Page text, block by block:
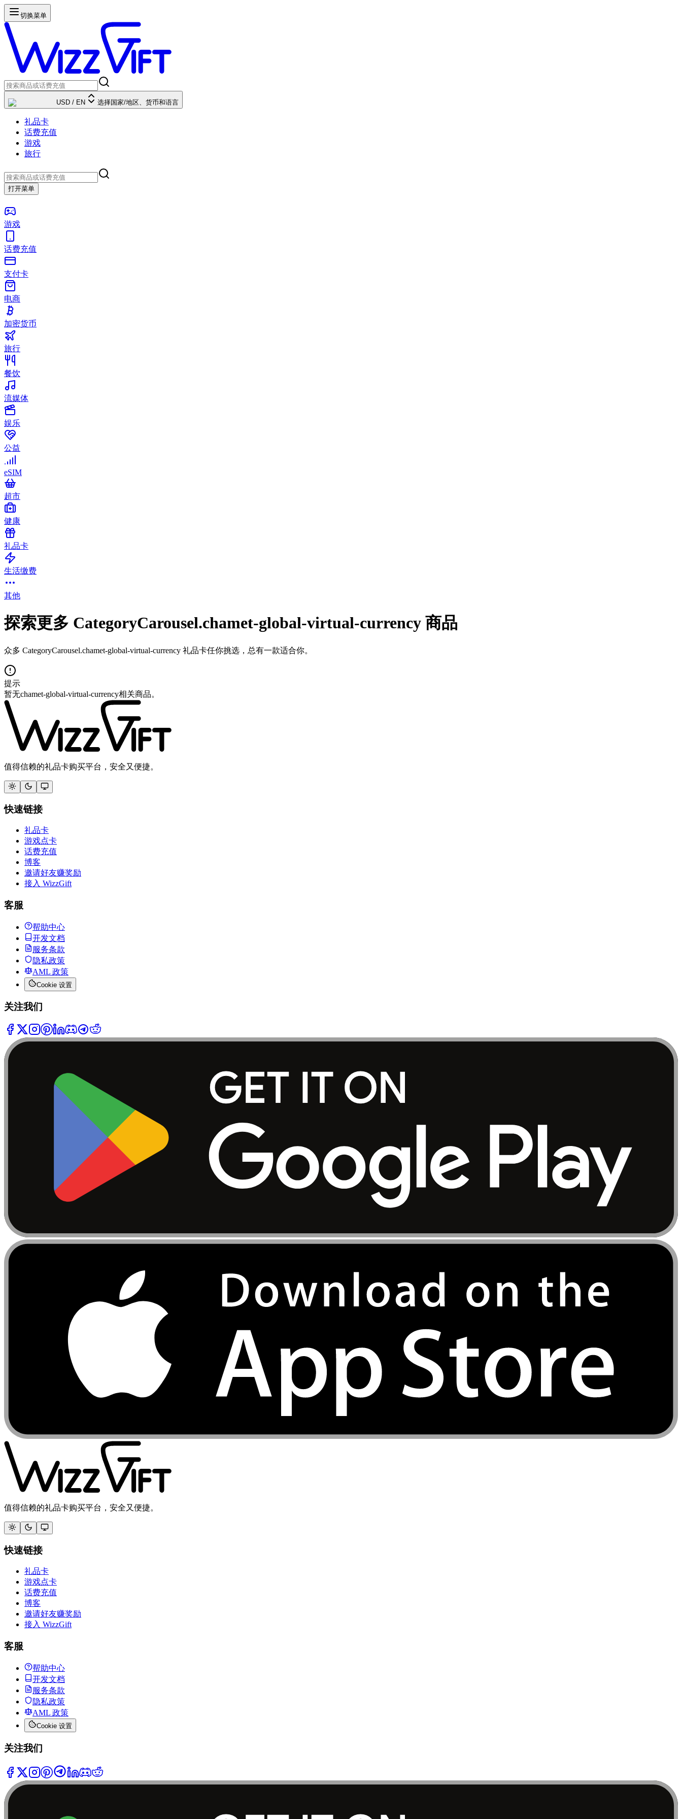
切换菜单
USD / EN 选择国家/地区、货币和语言
礼品卡
话费充值
游戏
旅行
打开菜单
游戏
话费充值
支付卡
电商
加密货币
旅行
餐饮
流媒体
娱乐
公益
eSIM
超市
健康
礼品卡
生活缴费
其他
探索更多 CategoryCarousel.chamet-global-virtual-currency 商品
众多 CategoryCarousel.chamet-global-virtual-currency 礼品卡任你挑选，总有一款适合你。
提示
暂无chamet-global-virtual-currency相关商品。
值得信赖的礼品卡购买平台，安全又便捷。
快速链接
礼品卡
游戏点卡
话费充值
博客
邀请好友赚奖励
接入 WizzGift
客服
帮助中心
开发文档
服务条款
隐私政策
AML 政策
Cookie 设置
关注我们
值得信赖的礼品卡购买平台，安全又便捷。
快速链接
礼品卡
游戏点卡
话费充值
博客
邀请好友赚奖励
接入 WizzGift
客服
帮助中心
开发文档
服务条款
隐私政策
AML 政策
Cookie 设置
关注我们